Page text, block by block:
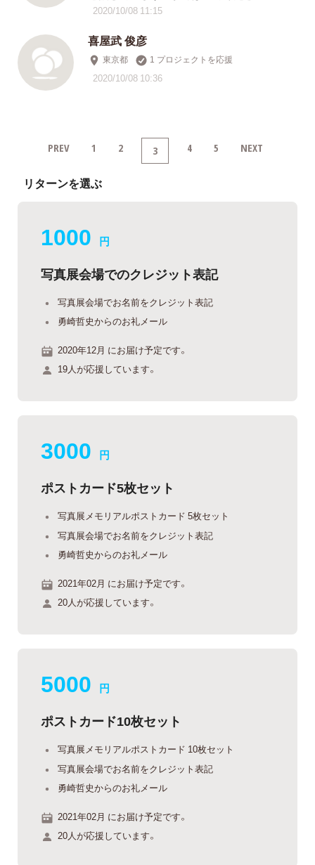
2020/10/08 11:15
喜屋武 俊彦
東京都 1 プロジェクトを応援
2020/10/08 10:36
PREV 1 2 3 4 5 NEXT
リターンを選ぶ
1000 円
写真展会場でのクレジット表記
写真展会場でお名前をクレジット表記
勇崎哲史からのお礼メール
2020年12月 にお届け予定です。
19人が応援しています。
3000 円
ポストカード5枚セット
写真展メモリアルポストカード 5枚セット
写真展会場でお名前をクレジット表記
勇崎哲史からのお礼メール
2021年02月 にお届け予定です。
20人が応援しています。
5000 円
ポストカード10枚セット
写真展メモリアルポストカード 10枚セット
写真展会場でお名前をクレジット表記
勇崎哲史からのお礼メール
2021年02月 にお届け予定です。
20人が応援しています。